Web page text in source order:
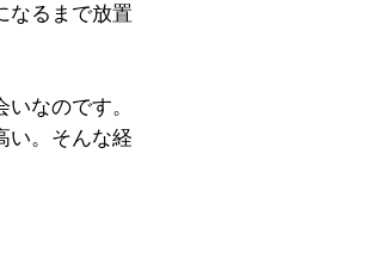
なるまで放置
なのです。
い。そんな経